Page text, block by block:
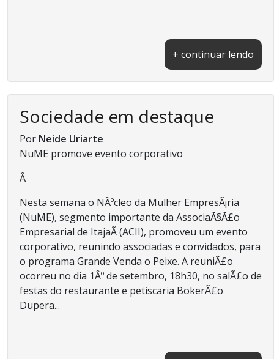
+ continuar lendo
Sociedade em destaque
Por Neide Uriarte
NuME promove evento corporativo
Â
Nesta semana o NÃºcleo da Mulher EmpresÃ¡ria
(NuME), segmento importante da AssociaÃ§Ã£o
Empresarial de ItajaÃ­ (ACII), promoveu um evento
corporativo, reunindo associadas e convidados, para
o programa Grande Venda o Peixe. A reuniÃ£o
ocorreu no dia 1Âº de setembro, 18h30, no salÃ£o de
festas do restaurante e petiscaria BokerÃ£o
Dupera...